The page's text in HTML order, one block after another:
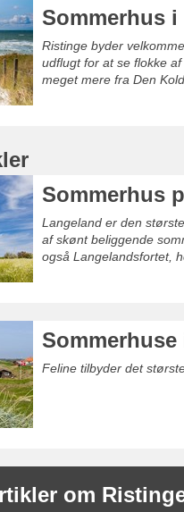
Sommerhus
Ristinge byder
udflugt for at se flokke
meget mere fra Den
Sommerhus
Langeland er den
af skønt beliggende
også Langelandsfortet,
Sommerhuse
Feline tilbyder det
om